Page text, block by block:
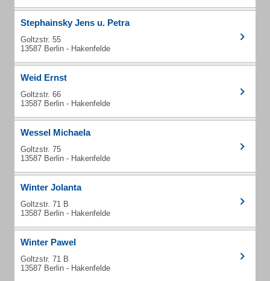
Stephainsky Jens u. Petra
Goltzstr. 55
13587 Berlin - Hakenfelde
Weid Ernst
Goltzstr. 66
13587 Berlin - Hakenfelde
Wessel Michaela
Goltzstr. 75
13587 Berlin - Hakenfelde
Winter Jolanta
Goltzstr. 71 B
13587 Berlin - Hakenfelde
Winter Pawel
Goltzstr. 71 B
13587 Berlin - Hakenfelde